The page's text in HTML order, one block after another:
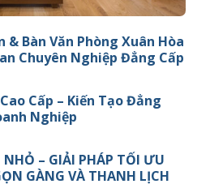
& Bàn Văn Phòng Xuân Hòa
Chuyên Nghiệp Đẳng Cấp
Cấp – Kiến Tạo Đẳng
Nghiệp
NHỎ – GIẢI PHÁP TỐI ƯU
GÀNG VÀ THANH LỊCH